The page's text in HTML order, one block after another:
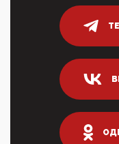
03:35, 10 Апреля 2026
Суммарное
крупных банках
млрд руб. ...
03:01, 10 Апреля 2026
Террорист и
энергети...
01:54, 10 Апреля 2026